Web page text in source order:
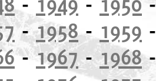
-1958- 1959
-1967-1968